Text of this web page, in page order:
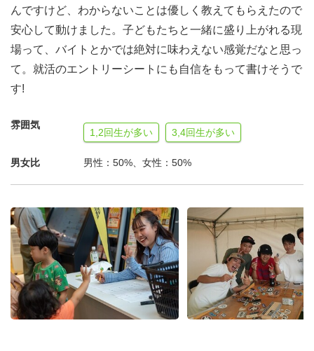
んですけど、わからないことは優しく教えてもらえたので
安心して動けました。子どもたちと一緒に盛り上がれる現
場って、バイトとかでは絶対に味わえない感覚だなと思っ
て。就活のエントリーシートにも自信をもって書けそうで
す!
雰囲気
1,2回生が多い 3,4回生が多い
男女比 男性：50%、女性：50%